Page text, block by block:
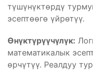
түшүнүктөрдү
эсептөөгө үйрөтүү.
Өнүктүрүүчүлүк:
математикалык
өрчүтүү. Реалдуу